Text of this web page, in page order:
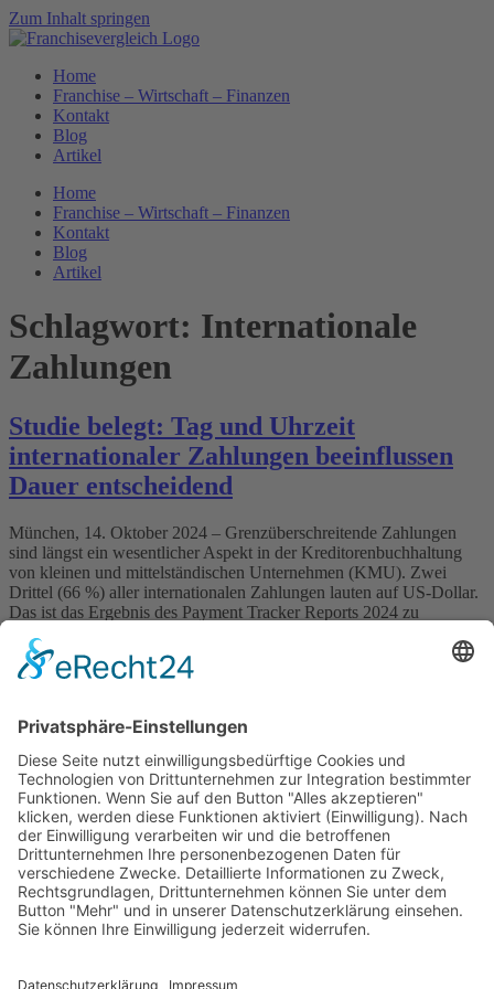
Zum Inhalt springen
Home
Franchise – Wirtschaft – Finanzen
Kontakt
Blog
Artikel
Home
Franchise – Wirtschaft – Finanzen
Kontakt
Blog
Artikel
Schlagwort: Internationale
Zahlungen
Studie belegt: Tag und Uhrzeit
internationaler Zahlungen beeinflussen
Dauer entscheidend
München, 14. Oktober 2024 – Grenzüberschreitende Zahlungen
sind längst ein wesentlicher Aspekt in der Kreditorenbuchhaltung
von kleinen und mittelständischen Unternehmen (KMU). Zwei
Drittel (66 %) aller internationalen Zahlungen lauten auf US-Dollar.
Das ist das Ergebnis des Payment Tracker Reports 2024 zu
iBanFirst, einem etablierten Finanzdienstleister für den
internationalen […]
Impressum
Datenschutz
Kooperation
Werbung
Presse- und Öffentlichkeitsarbeit
Aktuelles